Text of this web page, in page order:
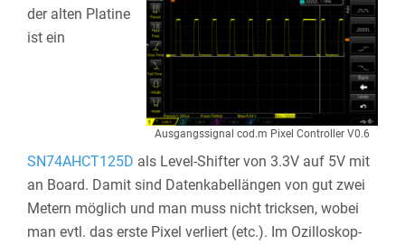
Ausgangssignal cod.m Pixel Controller V0.6
der alten Platine
ist ein
SN74AHCT125D als Level-Shifter von 3.3V auf 5V mit
an Board. Damit sind Datenkabellängen von gut zwei
Metern möglich und man muss nicht tricksen, wobei
man evtl. das erste Pixel verliert (etc.). Im Ozilloskop-